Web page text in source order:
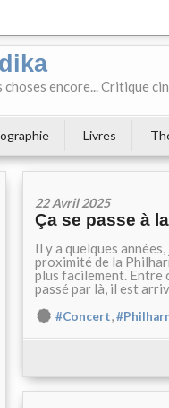
encore... Critique
Livres
22 Avril 2025
Ça se passe à
Il y a quelques
proximité de la
plus facilement. Entre
passé par là, il est
#Concert,